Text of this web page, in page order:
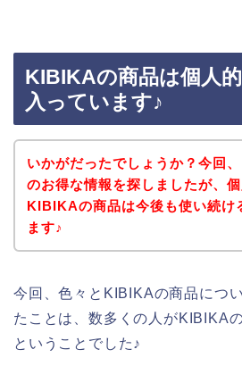
KIBIKAの商品は個人
入っています♪
いかがだったでしょうか？今回
のお得な情報を探しましたが、
KIBIKAの商品は今後も使い続け
ます♪
今回、色々とKIBIKAの商品につ
たことは、数多くの人がKIBIKA
ということでした♪